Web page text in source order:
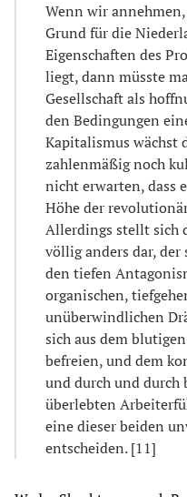
Wenn wir annehmen,
Grund für die
Eigenschaften des
liegt, dann müsste
Gesellschaft als
den Bedingungen
Kapitalismus wächst
zahlenmäßig noch
nicht erwarten, dass
Höhe der
Allerdings stellt sich
völlig anders dar,
den tiefen
organischen,
unüberwindlichen
sich aus dem
befreien, und dem
und durch und durch
überlebten
eine dieser beiden
entscheiden. [11]